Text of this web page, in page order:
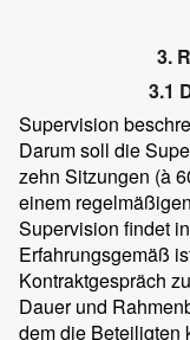
3.
3.1
Supervision
Darum soll die
zehn Sitzungen (à
einem
Supervision findet
Erfahrungsgemäß
Kontraktgespräch
Dauer und
dem die Beteiligten